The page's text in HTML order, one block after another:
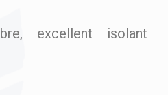
excellent isolant